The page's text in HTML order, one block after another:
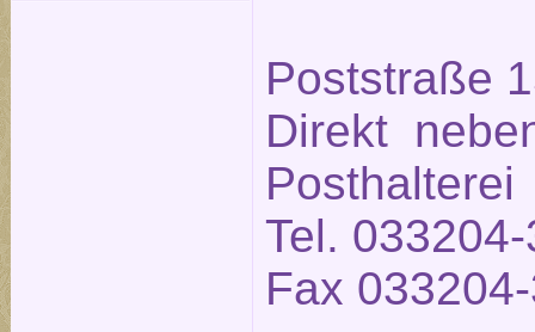
Poststraße
Direkt
Posthalterei
Tel.
Fax